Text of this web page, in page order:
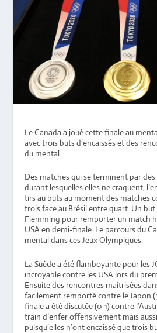
Le Canada a joué cette finale au
avec trois buts d’encaissés et des
du mental.
Des matches qui se terminent par
durant lesquelles elles ne craquent,
tirs au buts au moment des matches
trois face au Brésil entre quart. Un but
Flemming pour remporter un match
USA en demi-finale. Le parcours du
mental dans ces Jeux Olympiques.
La Suède a été flamboyante pour les
incroyable contre les USA lors du
Ensuite des rencontres maitrisées
facilement remporté contre le Japon
finale a été discutée (0-1) contre
train d’enfer offensivement mais
puisqu’elles n’ont encaissé que trois